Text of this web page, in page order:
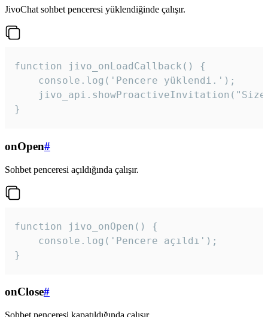
JivoChat sohbet penceresi yüklendiğinde çalışır.
function jivo_onLoadCallback() {
    console.log('Pencere yüklendi.');
}
onOpen#
Sohbet penceresi açıldığında çalışır.
function jivo_onOpen() {
    console.log('Pencere açıldı');
}
onClose#
Sohbet penceresi kapatıldığında çalışır.